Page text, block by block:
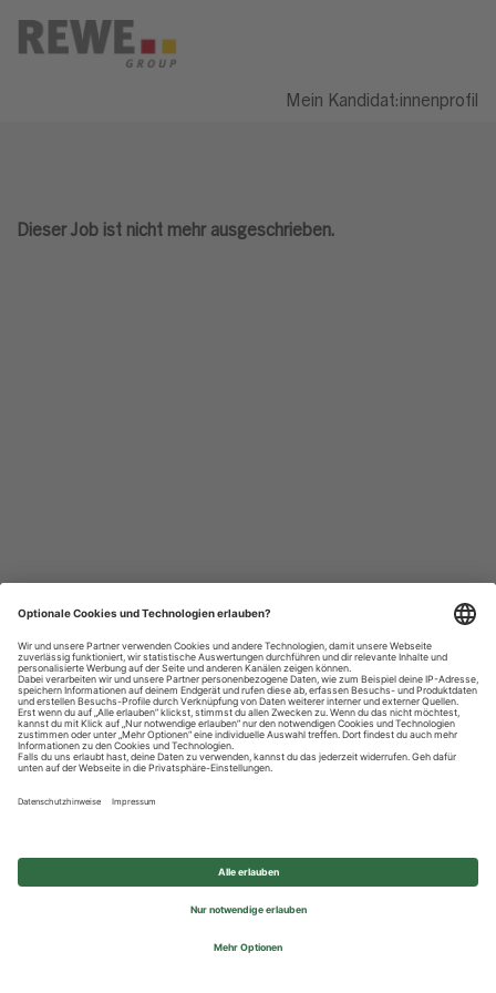
Mein Kandidat:innenprofil
Dieser Job ist nicht mehr ausgeschrieben.
Datenschutzhinweise
Impressum
Privatsphäre-Einstellungen
© 2026 REWE Group - All rights reserved